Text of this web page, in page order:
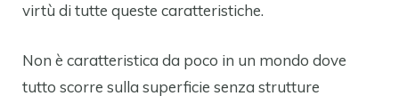
virtù di tutte queste caratteristiche.
Non è caratteristica da poco in un mondo dove
tutto scorre sulla superficie senza strutture